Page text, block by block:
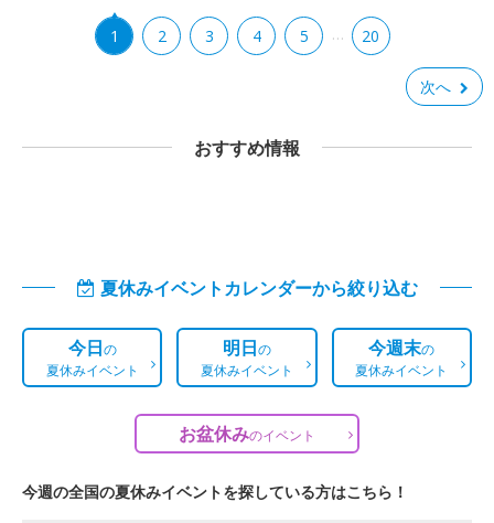
1 2 3 4 5 … 20
次へ
おすすめ情報
夏休みイベントカレンダーから絞り込む
今日の
夏休みイベント
明日の
夏休みイベント
今週末の
夏休みイベント
お盆休みのイベント
今週の全国の夏休みイベントを探している方はこちら！